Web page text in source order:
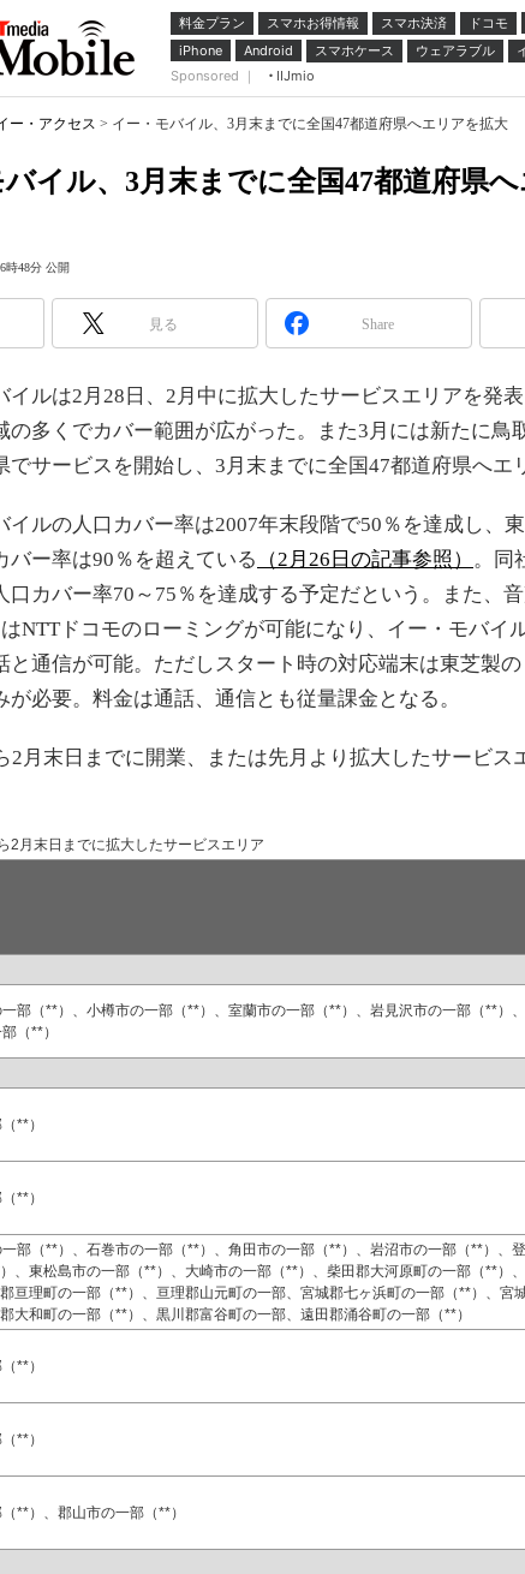
料金プラン スマホお得情報 スマホ決済 ドコモ
iPhone
Android スマホケース ウェアラブル
Sponsored ｜
IIJmio
ー・アクセス > イー・モバイル、3月末までに全国47都道府県へエリアを拡大
イル、3月末までに全国47都道府県
時48分 公開
見る Share
ルは2月28日、2月中に拡大したサービスエリアを発
の多くでカバー範囲が広がった。また3月には新たに鳥
でサービスを開始し、3月末までに全国47都道府県へエ
ルの人口カバー率は2007年末段階で50％を達成し、東
バー率は90％を超えている
（2月26日の記事参照） 。同
口カバー率70～75％を達成する予定だという。また、
NTTドコモのローミングが可能になり、イー・モバイ
と通信が可能。ただしスタート時の対応端末は東芝製の
が必要。料金は通話、通信とも従量課金となる。
月末日までに開業、または先月より拡大したサービス
2月末日までに拡大したサービスエリア
部（**）、小樽市の一部（**）、室蘭市の一部（**）、岩見沢市の一部（**）
（**）
**）
**）
部（**）、石巻市の一部（**）、角田市の一部（**）、岩沼市の一部（**）、
、東松島市の一部（**）、大崎市の一部（**）、柴田郡大河原町の一部（**）
郡亘理町の一部（**）、亘理郡山元町の一部、宮城郡七ヶ浜町の一部（**）、宮
郡大和町の一部（**）、黒川郡富谷町の一部、遠田郡涌谷町の一部（**）
**）
**）
**）、郡山市の一部（**）